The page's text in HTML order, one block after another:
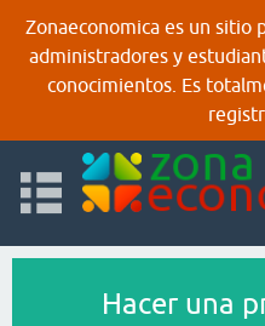
Zonaeconomica es un sitio
administradores y
conocimientos. Es
Hacer una